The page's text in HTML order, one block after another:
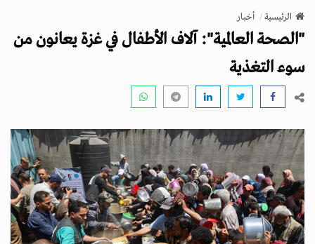
v
g
a
t
n
الرئيسية أخبار
"الصحة العالمية": آلاف الأطفال في غزة يعانون من
سوء التغذية